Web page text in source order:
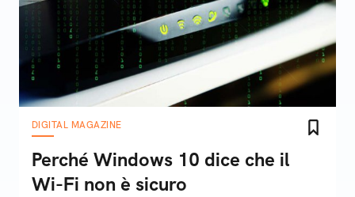
DIGITAL MAGAZINE
Perché Windows 10 dice che il
Wi-Fi non è sicuro